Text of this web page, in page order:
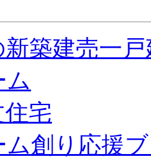
築建売一
ム
宅
ム創り応援